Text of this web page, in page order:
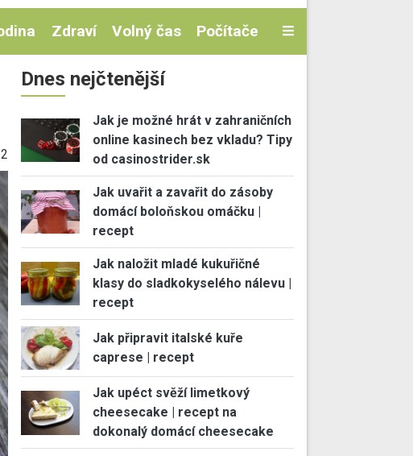
Zdraví Volný čas Počítače
Dnes nejčtenější
Jak je možné hrát v zahraničních
online kasinech bez vkladu? Tipy
od casinostrider.sk
Jak uvařit a zavařit do zásoby
domácí boloňskou omáčku |
recept
Jak naložit mladé kukuřičné
klasy do sladkokyselého nálevu |
recept
Jak připravit italské kuře
caprese | recept
Jak upéct svěží limetkový
cheesecake | recept na
dokonalý domácí cheesecake